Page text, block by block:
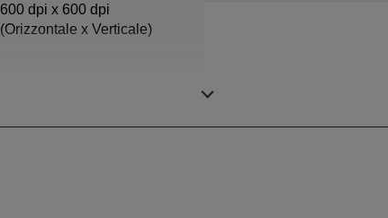
600 dpi x 600 dpi
(Orizzontale x Verticale)